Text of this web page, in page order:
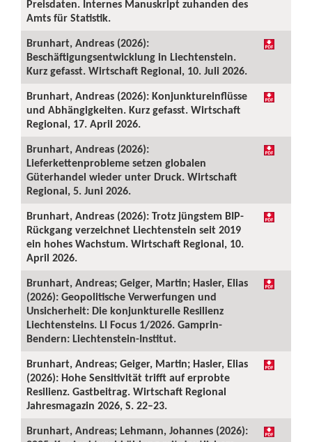
Preisdaten. Internes Manuskript zuhanden des
Amts für Statistik.
Brunhart, Andreas (2026):
Beschäftigungsentwicklung in Liechtenstein.
Kurz gefasst. Wirtschaft Regional, 10. Juli 2026.
Brunhart, Andreas (2026): Konjunktureinflüsse
und Abhängigkeiten. Kurz gefasst. Wirtschaft
Regional, 17. April 2026.
Brunhart, Andreas (2026):
Lieferkettenprobleme setzen globalen
Güterhandel wieder unter Druck. Wirtschaft
Regional, 5. Juni 2026.
Brunhart, Andreas (2026): Trotz jüngstem BIP-
Rückgang verzeichnet Liechtenstein seit 2019
ein hohes Wachstum. Wirtschaft Regional, 10.
April 2026.
Brunhart, Andreas; Geiger, Martin; Hasler, Elias
(2026): Geopolitische Verwerfungen und
Unsicherheit: Die konjunkturelle Resilienz
Liechtensteins. LI Focus 1/2026. Gamprin-
Bendern: Liechtenstein-Institut.
Brunhart, Andreas; Geiger, Martin; Hasler, Elias
(2026): Hohe Sensitivität trifft auf erprobte
Resilienz. Gastbeitrag. Wirtschaft Regional
Jahresmagazin 2026, S. 22–23.
Brunhart, Andreas; Lehmann, Johannes (2026):